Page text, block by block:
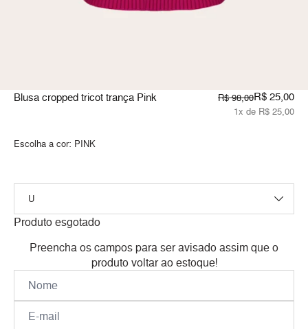
Blusa cropped tricot trança Pink R$ 98,00R$ 25,00
1x de R$ 25,00
Escolha a cor: PINK
Produto esgotado
Preencha os campos para ser avisado assim que o
produto voltar ao estoque!